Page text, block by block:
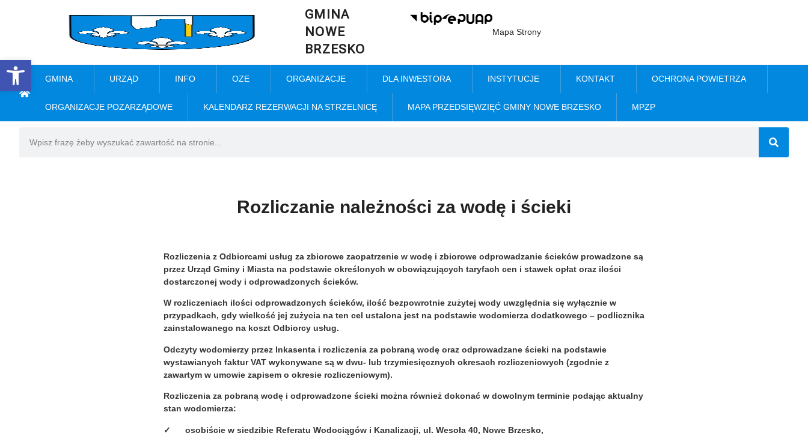
Open toolbar
GMINA
NOWE
BRZESKO
Mapa Strony
GMINA URZĄD INFO OZE ORGANIZACJE DLA INWESTORA INSTYTUCJE KONTAKT OCHRONA POWIETRZA
ORGANIZACJE POZARZĄDOWE KALENDARZ REZERWACJI NA STRZELNICĘ MAPA PRZEDSIĘWZIĘĆ GMINY NOWE BRZESKO MPZP
Rozliczanie należności za wodę i ścieki
Rozliczenia z Odbiorcami usług za zbiorowe zaopatrzenie w wodę i zbiorowe odprowadzanie ścieków prowadzone są
przez Urząd Gminy i Miasta na podstawie określonych w obowiązujących taryfach cen i stawek opłat oraz ilości
dostarczonej wody i odprowadzonych ścieków.
W rozliczeniach ilości odprowadzonych ścieków, ilość bezpowrotnie zużytej wody uwzględnia się wyłącznie w
przypadkach, gdy wielkość jej zużycia na ten cel ustalona jest na podstawie wodomierza dodatkowego – podlicznika
zainstalowanego na koszt Odbiorcy usług.
Odczyty wodomierzy przez Inkasenta i rozliczenia za pobraną wodę oraz odprowadzane ścieki na podstawie
wystawianych faktur VAT wykonywane są w dwu- lub trzymiesięcznych okresach rozliczeniowych (zgodnie z
zawartym w umowie zapisem o okresie rozliczeniowym).
Rozliczenia za pobraną wodę i odprowadzone ścieki można również dokonać w dowolnym terminie podając aktualny
stan wodomierza:
✓ osobiście w siedzibie Referatu Wodociągów i Kanalizacji, ul. Wesoła 40, Nowe Brzesko,